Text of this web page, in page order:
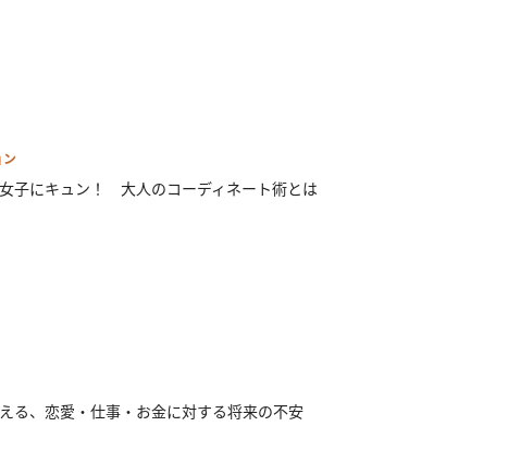
子にキュン！ 大人のコーディネート術とは
る、恋愛・仕事・お金に対する将来の不安